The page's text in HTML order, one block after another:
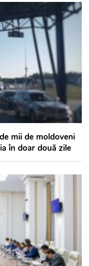
mii de moldoveni
în doar două zile